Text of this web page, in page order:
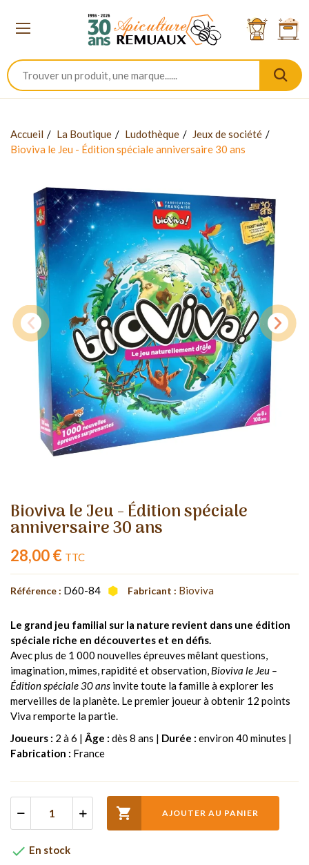
Accueil La Boutique Ludothèque
Jeux de société
Bioviva le Jeu - Édition spéciale anniversaire 30 ans
Bioviva le Jeu - Édition spéciale
anniversaire 30 ans
28,00 € TTC
Référence : D60-84 Fabricant : Bioviva
Le grand jeu familial sur la nature revient dans une édition
spéciale riche en découvertes et en défis.
Avec plus de 1 000 nouvelles épreuves mêlant questions,
imagination, mimes, rapidité et observation, Bioviva le Jeu –
Édition spéciale 30 ans invite toute la famille à explorer les
merveilles de la planète. Le premier joueur à obtenir 12 points
Viva remporte la partie.
Joueurs : 2 à 6 | Âge : dès 8 ans | Durée : environ 40 minutes |
Fabrication : France
 AJOUTER AU PANIER
 En stock